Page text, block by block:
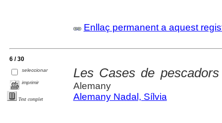
Enllaç permanent a aquest
6 / 30
seleccionar
imprimir
Text complet
Les Cases de
Alemany
Alemany Nadal, Sílvia